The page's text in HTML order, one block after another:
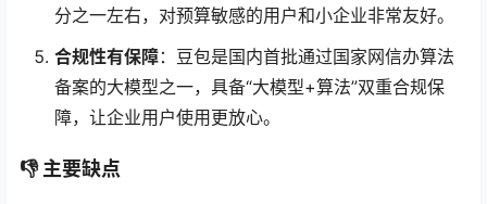
分之一左右，对预算敏感的用户和小企业非常友好。
合规性有保障：豆包是国内首批通过国家网信办算法
备案的大模型之一，具备“大模型+算法”双重合规保
障，让企业用户使用更放心。
👎 主要缺点